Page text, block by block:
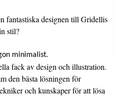
fantastiska designen till Gridellis
stil?
minimalist.
fack av design och illustration.
den bästa lösningen för
och kunskaper för att lösa